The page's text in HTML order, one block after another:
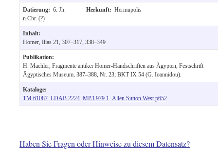
Datierung: 6. Jh.
n.Chr. (?)
Herkunft: Hermupolis
Inhalt:
Homer, Ilias 21, 307–317, 338–349
Publikation:
H. Maehler, Fragmente antiker Homer-Handschriften aus Ägypten, Festschrift
Ägyptisches Museum, 387–388, Nr. 23; BKT IX 54 (G. Ioannidou).
Kataloge:
TM 61087 LDAB 2224 MP3 979.1 Allen Sutton West p652
Haben Sie Fragen oder Hinweise zu diesem Datensatz?